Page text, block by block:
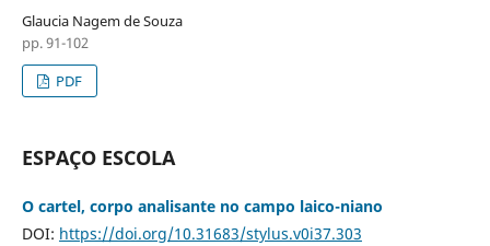
Glaucia Nagem de Souza
pp. 91-102
PDF
ESPAÇO ESCOLA
O cartel, corpo analisante no campo laico-niano
DOI: https://doi.org/10.31683/stylus.v0i37.303